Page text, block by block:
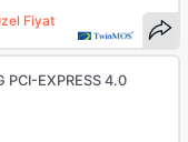
Fiyat
PCI-EXPRESS 4.0